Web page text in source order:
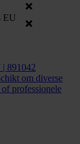
EU
891042
om diverse
professionele